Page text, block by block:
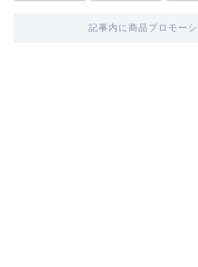
記事内に商品プロモー